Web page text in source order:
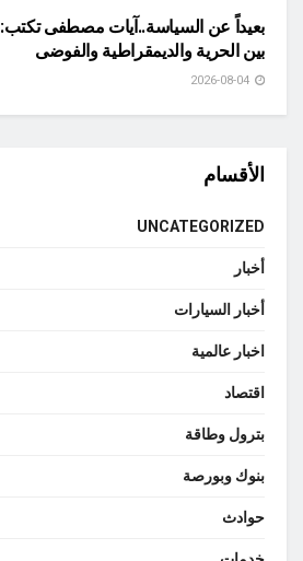
بعيداً عن السياسة..آيات مصطفى تكتب:
بين الحرية والديمقراطية والفوضى
الأقسام
UNCATEGORIZED
أخبار
أخبار السيارات
اخبار عالمية
اقتصاد
بترول وطاقة
بنوك وبورصة
حوادث